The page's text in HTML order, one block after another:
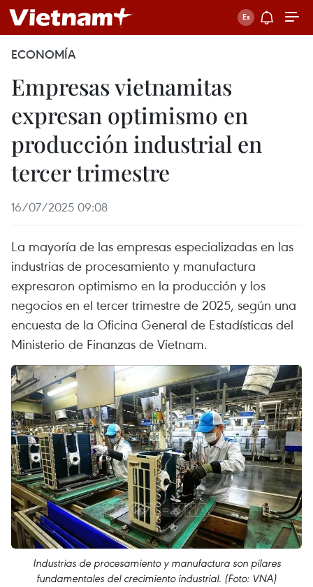
ECONOMÍA
Empresas vietnamitas
expresan optimismo en
producción industrial en
tercer trimestre
16/07/2025 09:08
La mayoría de las empresas especializadas en las
industrias de procesamiento y manufactura
expresaron optimismo en la producción y los
negocios en el tercer trimestre de 2025, según una
encuesta de la Oficina General de Estadísticas del
Ministerio de Finanzas de Vietnam.
Industrias de procesamiento y manufactura son pilares
fundamentales del crecimiento industrial. (Foto: VNA)